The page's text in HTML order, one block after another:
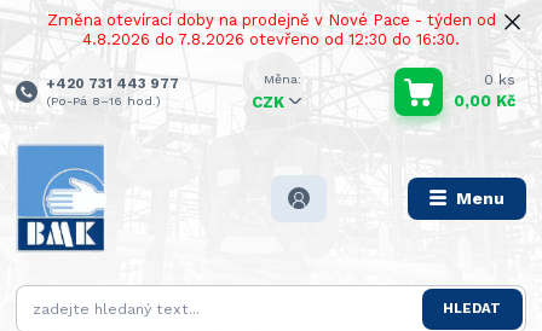
Změna otevírací doby na prodejně v Nové Pace - týden od
4.8.2026 do 7.8.2026 otevřeno od 12:30 do 16:30.
Menu
CZK
HLEDAT
+420 731 443 977
(Po-Pá 8–16 hod.)
0 ks
0,00 Kč